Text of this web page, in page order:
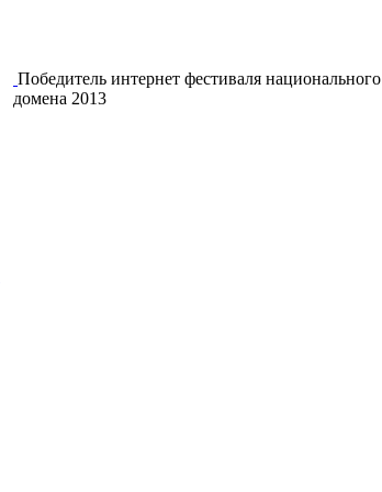
Победитель интернет фестиваля национального
домена 2013